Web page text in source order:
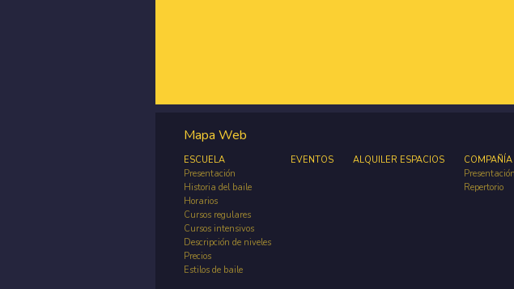
Mapa Web
ESCUELA
Presentación
Historia del baile
Horarios
Cursos regulares
Cursos intensivos
Descripción de niveles
Precios
Estilos de baile
EVENTOS ALQUILER ESPACIOS
COMPAÑÍA
Presentación
Repertorio